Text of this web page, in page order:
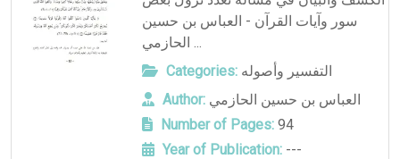
سور وآيات القرآن - العباس بن حسين
الحازمي ...
Categories: التفسير وأصوله
Author: العباس بن حسين الحازمي
Number of Pages:94
Year of Publication:---